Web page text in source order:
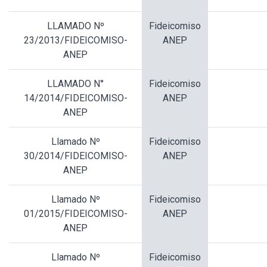
LLAMADO Nº
23/2013/FIDEICOMISO-
ANEP
Fideicomiso
ANEP
LLAMADO N°
14/2014/FIDEICOMISO-
ANEP
Fideicomiso
ANEP
Llamado Nº
30/2014/FIDEICOMISO-
ANEP
Fideicomiso
ANEP
Llamado Nº
01/2015/FIDEICOMISO-
ANEP
Fideicomiso
ANEP
Llamado Nº
Fideicomiso